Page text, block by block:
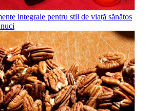
integrale pentru stil de viață sănătos